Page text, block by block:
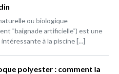
ou biologique
"baignade artificielle") est une
à la piscine […]
polyester : comment la